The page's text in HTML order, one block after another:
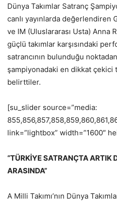
Dünya Takımlar Satranç
canlı yayınlarda değerlendiren
ve IM (Uluslararası Usta) Anna
güçlü takımlar karşısındaki
satrancının bulunduğu
şampiyonadaki en dikkat çekici
belirttiler.
[su_slider source=”media:
link=”lightbox” width=”1600″
“TÜRKİYE SATRANÇTA ARTIK
ARASINDA”
A Milli Takımı’nın Dünya